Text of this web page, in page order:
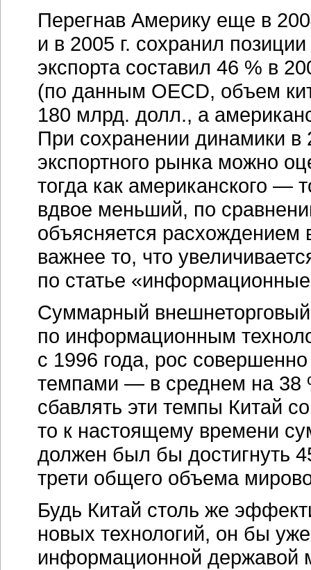
Перегнав Америку еще в
и в 2005 г. сохранил
экспорта составил 46 % в
(по данным OECD, объем
180 млрд. долл., а
При сохранении динамики в
экспортного рынка можно
тогда как американского —
вдвое меньший, по
объясняется расхождением
важнее то, что
по статье
Суммарный
по информационным
с 1996 года, рос
темпами — в среднем на 38
сбавлять эти темпы Китай
то к настоящему времени
должен был бы достигнуть
трети общего объема
Будь Китай столь же
новых технологий, он бы
информационной державой